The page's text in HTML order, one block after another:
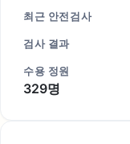
최근 안전검사
검사 결과
수용 정원
329명